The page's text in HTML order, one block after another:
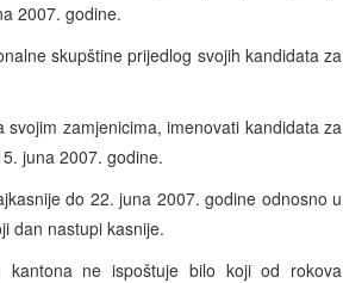
2007. godine.
skupštine prijedlog svojih kandidata za
zamjenicima, imenovati kandidata za
juna 2007. godine.
do 22. juna 2007. godine odnosno u
dan nastupi kasnije.
kantona ne ispoštuje bilo koji od rokova